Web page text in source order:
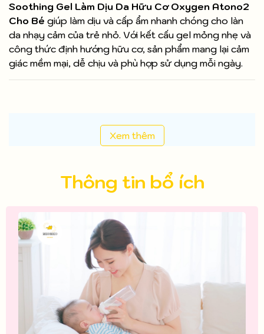
Soothing Gel Làm Dịu Da Hữu Cơ Oxygen Atono2
Cho Bé giúp làm dịu và cấp ẩm nhanh chóng cho làn
da nhạy cảm của trẻ nhỏ. Với kết cấu gel mỏng nhẹ và
công thức định hướng hữu cơ, sản phẩm mang lại cảm
giác mềm mại, dễ chịu và phù hợp sử dụng mỗi ngày.
Xem thêm
Thông tin bổ ích